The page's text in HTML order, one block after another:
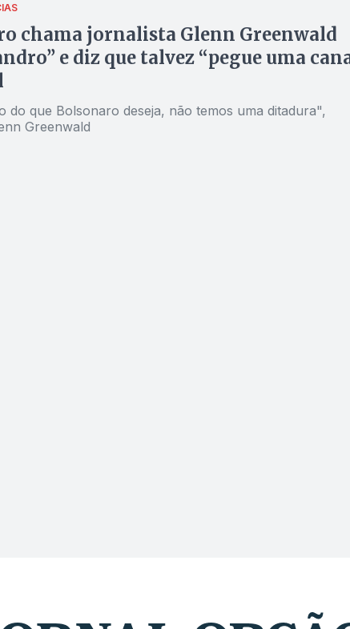
chama jornalista Glenn Greenwald
e diz que talvez “pegue uma
do que Bolsonaro deseja, não temos uma ditadura",
Greenwald